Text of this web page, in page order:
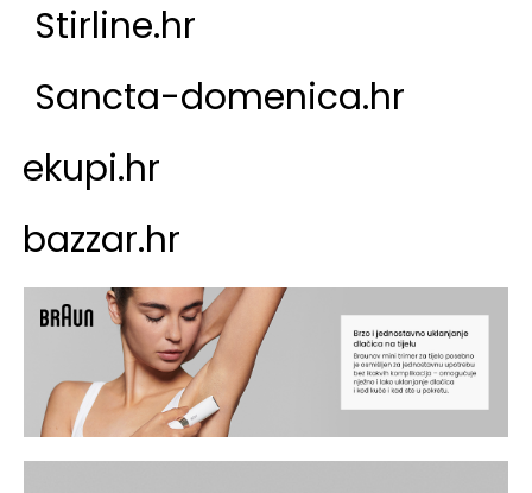
Stirline.hr
Sancta-domenica.hr
ekupi.hr
bazzar.hr